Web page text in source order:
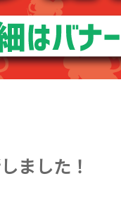
ました！